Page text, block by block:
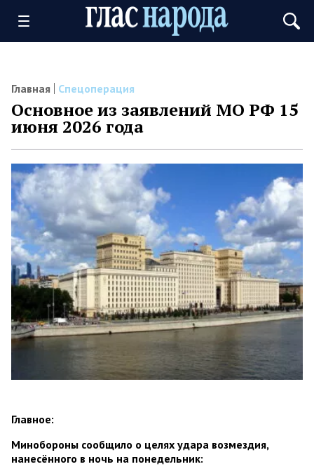
Главная Спецоперация
Основное из заявлений МО РФ 15
июня 2026 года
Главное:
Минобороны сообщило о целях удара возмездия,
нанесённого в ночь на понедельник: